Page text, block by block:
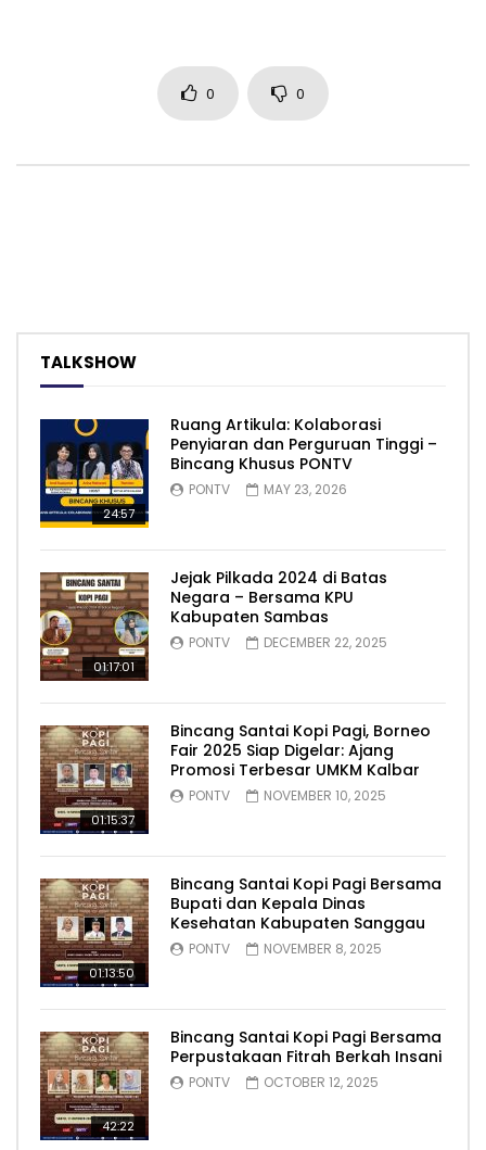
0 0
TALKSHOW
24:57
Ruang Artikula: Kolaborasi
Penyiaran dan Perguruan Tinggi –
Bincang Khusus PONTV
PONTV MAY 23, 2026
01:17:01
Jejak Pilkada 2024 di Batas
Negara – Bersama KPU
Kabupaten Sambas
PONTV DECEMBER 22, 2025
01:15:37
Bincang Santai Kopi Pagi, Borneo
Fair 2025 Siap Digelar: Ajang
Promosi Terbesar UMKM Kalbar
PONTV NOVEMBER 10, 2025
01:13:50
Bincang Santai Kopi Pagi Bersama
Bupati dan Kepala Dinas
Kesehatan Kabupaten Sanggau
PONTV NOVEMBER 8, 2025
42:22
Bincang Santai Kopi Pagi Bersama
Perpustakaan Fitrah Berkah Insani
PONTV OCTOBER 12, 2025